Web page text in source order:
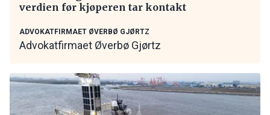
verdien før kjøperen tar kontakt
ADVOKATFIRMAET ØVERBØ GJØRTZ
Advokatfirmaet Øverbø Gjørtz